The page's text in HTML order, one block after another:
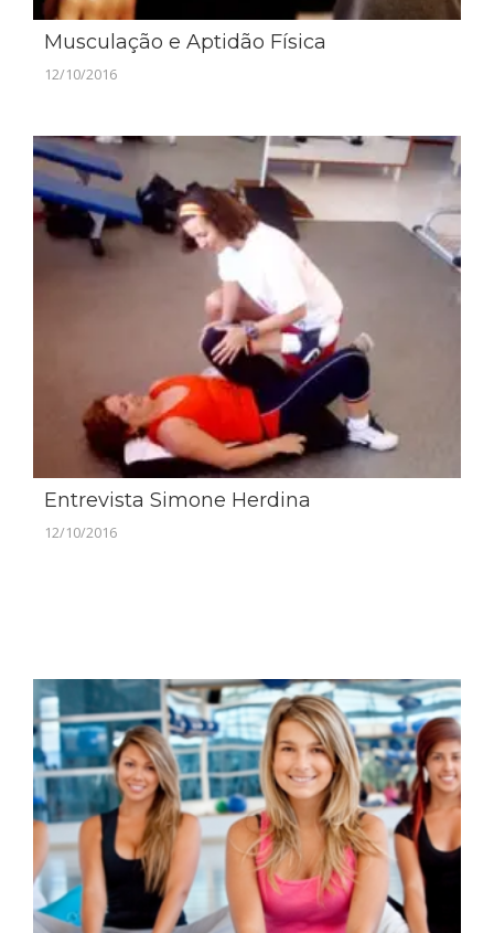
Musculação e Aptidão Física
12/10/2016
Entrevista Simone Herdina
12/10/2016